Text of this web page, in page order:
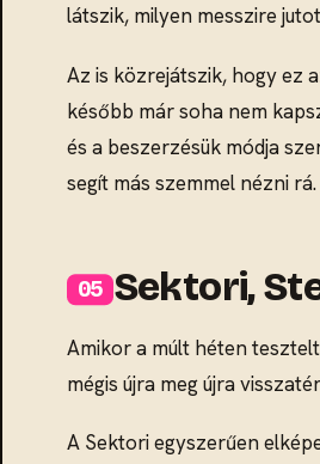
látszik, milyen messzire
Az is közrejátszik, hogy ez
később már soha nem
és a beszerzésük módja
segít más szemmel nézni
Sektori,
Amikor a múlt héten
mégis újra meg újra
A Sektori egyszerűen